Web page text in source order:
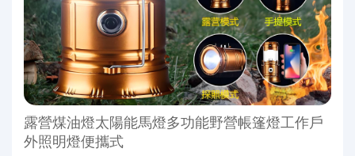
露營煤油燈太陽能馬燈多功能野營帳篷燈工作戶
外照明燈便攜式